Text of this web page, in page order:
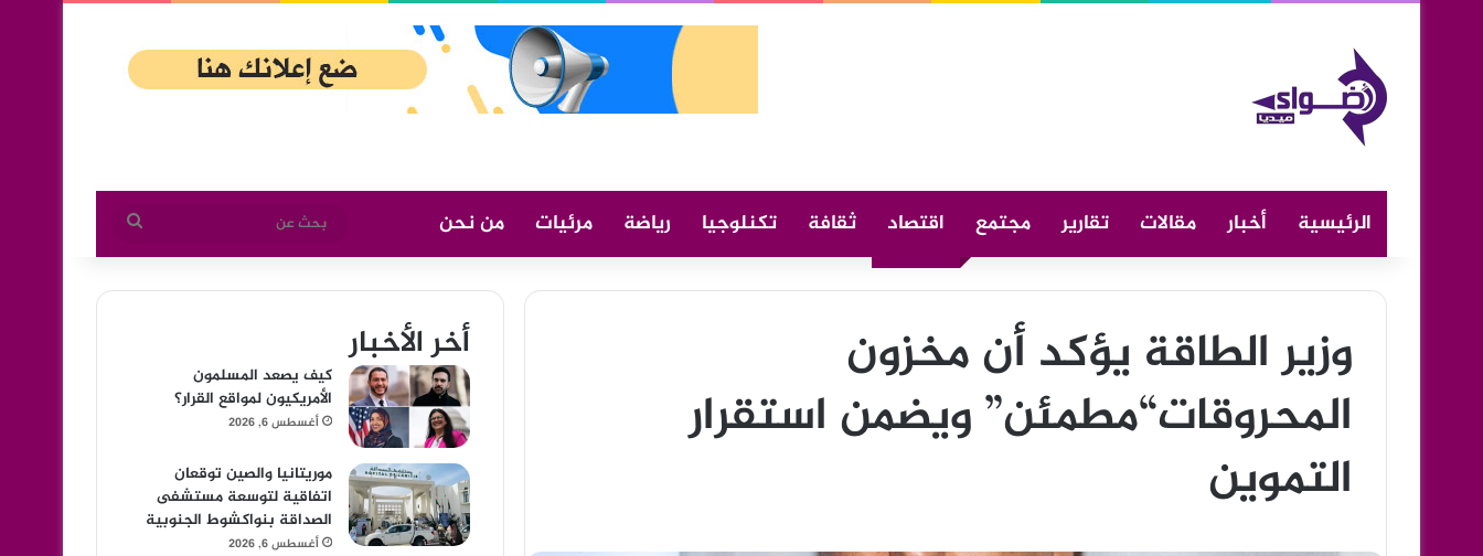
الرئيسية أخبار مقالات تقارير مجتمع اقتصاد ثقافة تكنلوجيا رياضة مرئيات من نحن
بحث
عن
وزير الطاقة يؤكد أن مخزون
المحروقات“مطمئن” ويضمن استقرار
التموين
أخر الأخبار
كيف يصعد المسلمون
الأمريكيون لمواقع القرار؟
أغسطس 6, 2026
موريتانيا والصين توقعان
اتفاقية لتوسعة مستشفى
الصداقة بنواكشوط الجنوبية
أغسطس 6, 2026